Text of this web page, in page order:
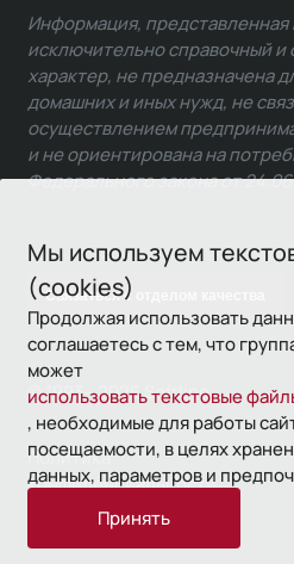
Мы используем
(cookies)
Продолжая использовать
соглашаетесь с тем, что
может
использовать текстовые
, необходимые для работы
посещаемости, в целях
данных, параметров и
Принять
Связаться с отделом качества
Информация, представленная
исключительно справочный
характер, не предназначена
домашних и иных нужд, не
осуществлением
и не ориентирована на
Федерального закона от
© 1993—2026 Softline
Политика
конфиденциальности